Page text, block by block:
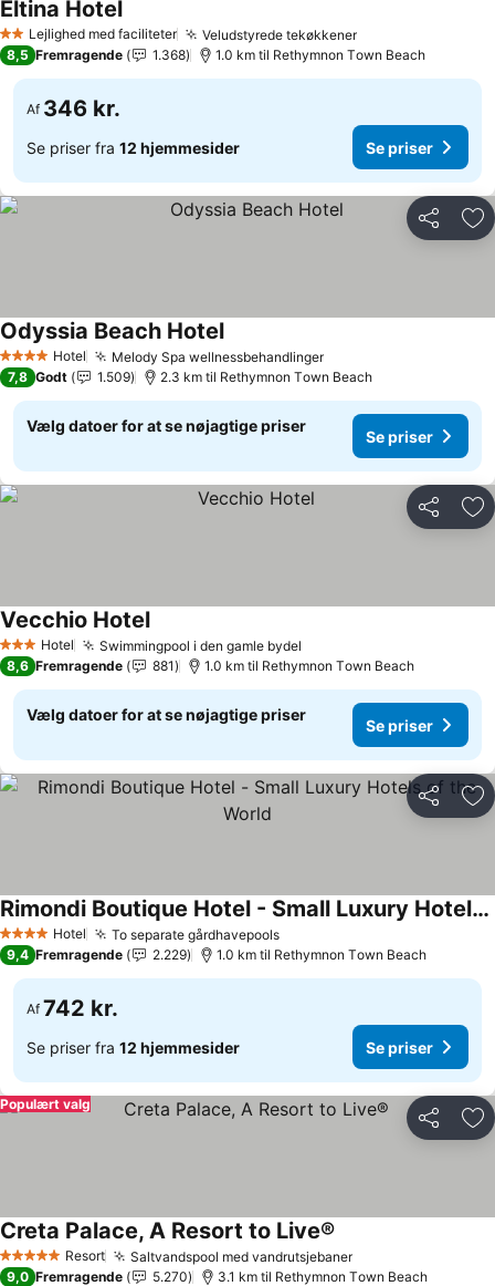
2 StjernerLejlighed med faciliteter Veludstyrede tekøkkener
Eltina Hotel
8,5 Fremragende 1.368 1.0 km til Rethymnon Τown Beach
Af 346 kr.
Se priser fra 12 hjemmesider Se priser
Del
4 StjernerHotel Melody Spa wellnessbehandlinger
Odyssia Beach Hotel
7,8 Godt 1.509 2.3 km til Rethymnon Τown Beach
Vælg datoer for at se nøjagtige priser
Se priser
Del
3 StjernerHotel Swimmingpool i den gamle bydel
Vecchio Hotel
8,6 Fremragende 881 1.0 km til Rethymnon Τown Beach
Vælg datoer for at se nøjagtige priser
Se priser
Del
4 StjernerHotel To separate gårdhavepools
Rimondi Boutique Hotel - Small Luxury Hotels of the World
9,4 Fremragende 2.229 1.0 km til Rethymnon Τown Beach
Af 742 kr.
Se priser fra 12 hjemmesider Se priser
Del
Populært valg
5 Stjerner Resort Saltvandspool med vandrutsjebaner
Creta Palace, A Resort to Live®
9,0 Fremragende 5.270 3.1 km til Rethymnon Τown Beach